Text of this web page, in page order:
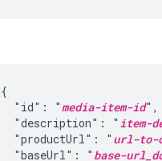
{
  "id": "
media-item-id",
  "description": "
item-
  "productUrl": "
url-to-
  "baseUrl": "
base-